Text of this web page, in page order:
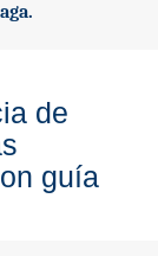
de
guía